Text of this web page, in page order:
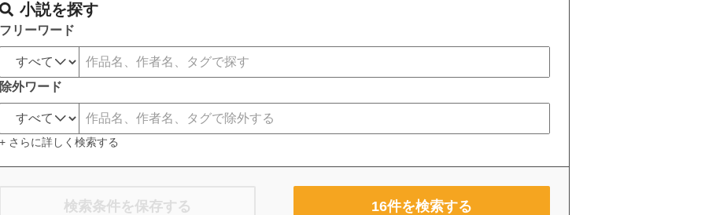
小説を探す
フリーワード
除外ワード
+ さらに詳しく検索する
検索条件を保存する 16件を検索する